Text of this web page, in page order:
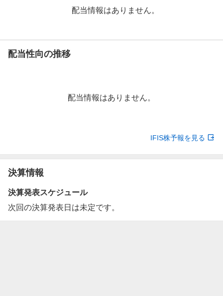
配当情報はありません。
配当性向の推移
配当情報はありません。
IFIS株予報を見る
決算情報
決算発表スケジュール
次回の決算発表日は未定です。